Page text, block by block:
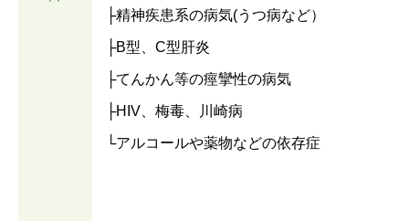
├精神疾患系の病気(うつ病など）
├B型、C型肝炎
├てんかん等の痙攣性の病気
├HIV、梅毒、川崎病
└アルコールや薬物などの依存症